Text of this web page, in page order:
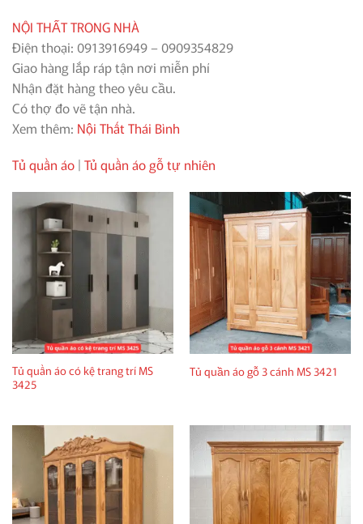
NỘI THẤT TRONG NHÀ
Điện thoại: 0913916949 – 0909354829
Giao hàng lắp ráp tận nơi miễn phí
Nhận đặt hàng theo yêu cầu.
Có thợ đo vẽ tận nhà.
Xem thêm: Nội Thất Thái Bình
Tủ quần áo | Tủ quần áo gỗ tự nhiên
Tủ quần áo có kệ trang trí MS
3425
Tủ quần áo gỗ 3 cánh MS 3421